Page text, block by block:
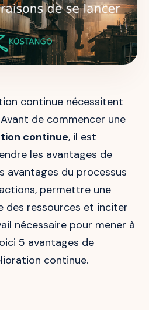
continue nécessitent
de commencer une
continue, il est
les avantages de
avantages du processus
permettre une
des ressources et inciter
nécessaire pour mener à
5 avantages de
continue.